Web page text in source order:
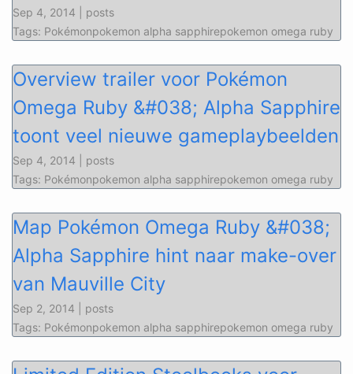
Sep 4, 2014 | posts
Tags: Pokémonpokemon alpha sapphirepokemon omega ruby
Overview trailer voor Pokémon
Omega Ruby &#038; Alpha Sapphire
toont veel nieuwe gameplaybeelden
Sep 4, 2014 | posts
Tags: Pokémonpokemon alpha sapphirepokemon omega ruby
Map Pokémon Omega Ruby &#038;
Alpha Sapphire hint naar make-over
van Mauville City
Sep 2, 2014 | posts
Tags: Pokémonpokemon alpha sapphirepokemon omega ruby